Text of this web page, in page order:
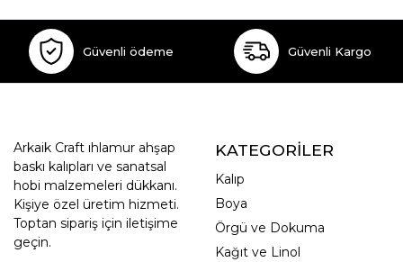
Güvenli ödeme Güvenli Kargo
Arkaik Craft ıhlamur ahşap
baskı kalıpları ve sanatsal
hobi malzemeleri dükkanı.
Kişiye özel üretim hizmeti.
Toptan sipariş için iletişime
geçin.
KATEGORİLER
Kalıp
Boya
Örgü ve Dokuma
Kağıt ve Linol